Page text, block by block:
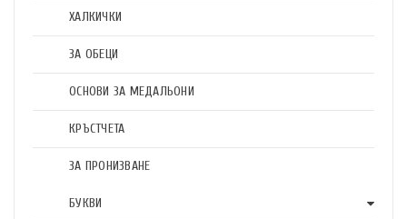
ХАЛКИЧКИ
ЗА ОБЕЦИ
ОСНОВИ ЗА МЕДАЛЬОНИ
КРЪСТЧЕТА
ЗА ПРОНИЗВАНЕ
БУКВИ